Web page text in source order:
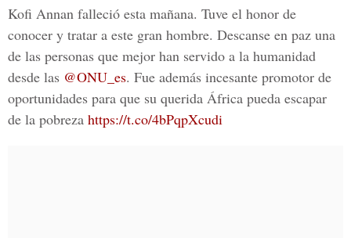
Kofi Annan falleció esta mañana. Tuve el honor de
conocer y tratar a este gran hombre. Descanse en paz una
de las personas que mejor han servido a la humanidad
desde las @ONU_es. Fue además incesante promotor de
oportunidades para que su querida África pueda escapar
de la pobreza https://t.co/4bPqpXcudi